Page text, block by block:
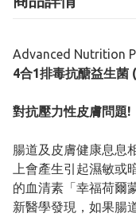
Advanced Nutrition
4合1排毒抗醣益生菌
對抗壓力性皮膚問題!
腸道及皮膚健康息息
上會產生引起濕敏
的血清素「幸福荷爾
新醫學發現，如果腸